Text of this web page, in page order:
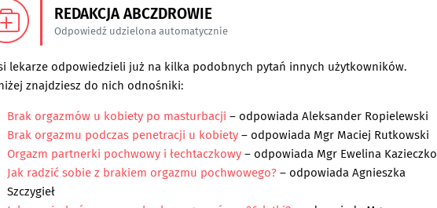
REDAKCJA ABCZDROWIE
Odpowiedź udzielona automatycznie
lekarze odpowiedzieli już na kilka podobnych pytań innych użytkowników.
znajdziesz do nich odnośniki:
Brak orgazmów u kobiety po masturbacji – odpowiadaAleksander Ropielewski
Brak orgazmu podczas penetracji u kobiety– odpowiada Mgr Maciej Rutkowski
Orgazm partnerki pochwowy i łechtaczkowy– odpowiada Mgr Ewelina Kazieczko
Jak radzić sobie z brakiem orgazmu pochwowego?– odpowiadaAgnieszka
Szczygieł